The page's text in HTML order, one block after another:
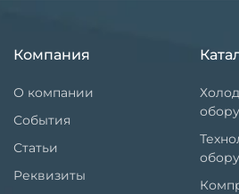
Компания
О компании
События
Статьи
Реквизиты